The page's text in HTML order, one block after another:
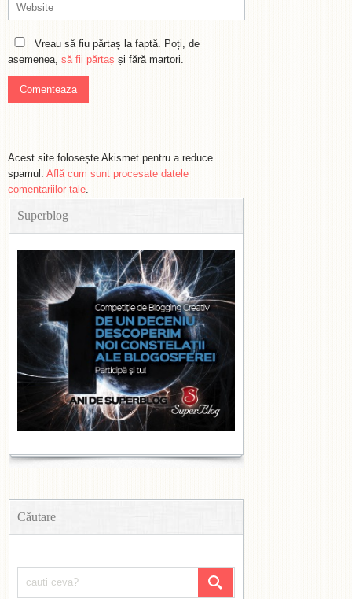
Vreau să fiu părtaș la faptă. Poți, de
asemenea, să fii părtaș și fără martori.
Acest site folosește Akismet pentru a reduce
spamul. Află cum sunt procesate datele
comentariilor tale.
Superblog
Căutare